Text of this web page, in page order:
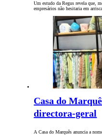
Um estudo da Regus revela que,
empresários não hesitaria em
Casa do
directora-geral
A Casa do Marquês anuncia a